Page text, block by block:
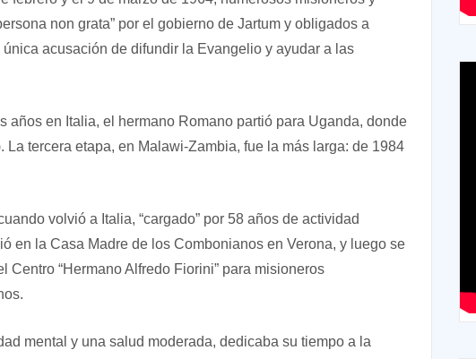
non grata” por el gobierno de Jartum y obligados a
acusación de difundir la Evangelio y ayudar a las
años en Italia, el hermano Romano partió para Uganda, donde
La tercera etapa, en Malawi-Zambia, fue la más larga: de 1984
volvió a Italia, “cargado” por 58 años de actividad
en la Casa Madre de los Combonianos en Verona, y luego se
Centro “Hermano Alfredo Fiorini” para misioneros
mental y una salud moderada, dedicaba su tiempo a la